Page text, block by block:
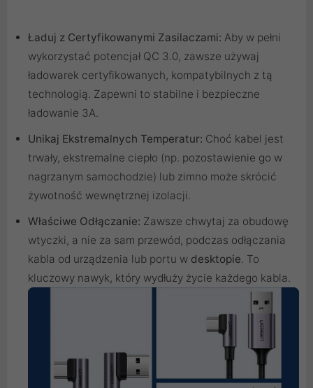
Ładuj z Certyfikowanymi Zasilaczami: Aby w pełni
wykorzystać potencjał QC 3.0, zawsze używaj
ładowarek certyfikowanych, kompatybilnych z tą
technologią. Zapewni to stabilne i bezpieczne
ładowanie 3A.
Unikaj Ekstremalnych Temperatur: Choć kabel jest
trwały, ekstremalne ciepło (np. pozostawienie go w
nagrzanym samochodzie) lub zimno może skrócić
żywotność wewnętrznej izolacji.
Właściwe Odłączanie: Zawsze chwytaj za obudowę
wtyczki, a nie za sam przewód, podczas odłączania
kabla od urządzenia lub portu w desktopie. To
kluczowy nawyk, który wydłuży życie każdego kabla.